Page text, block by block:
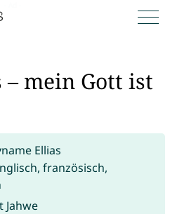
mein Gott ist
französisch,
Jahwe